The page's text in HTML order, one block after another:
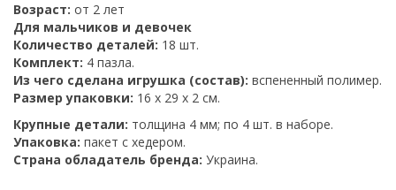
Возраст: от 2 лет
Для мальчиков и девочек
Количество деталей: 18 шт.
Комплект: 4 пазла.
Из чего сделана игрушка (состав): вспененный полимер.
Размер упаковки: 16 x 29 x 2 см.
Крупные детали: толщина 4 мм; по 4 шт. в наборе.
Упаковка: пакет с хедером.
Страна обладатель бренда: Украина.